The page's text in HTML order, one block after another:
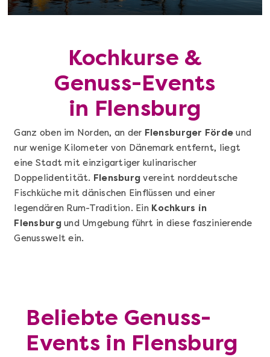
Kochkurse &
Genuss-Events
in Flensburg
Ganz oben im Norden, an der Flensburger Förde und
nur wenige Kilometer von Dänemark entfernt, liegt
eine Stadt mit einzigartiger kulinarischer
Doppelidentität. Flensburg vereint norddeutsche
Fischküche mit dänischen Einflüssen und einer
legendären Rum-Tradition. Ein Kochkurs in
Flensburgund Umgebung führt in diese faszinierende
Genusswelt ein.
Beliebte Genuss-
Events in Flensburg